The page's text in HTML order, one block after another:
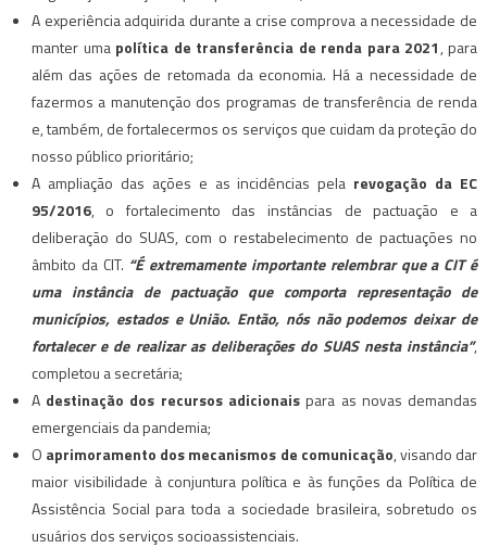
A experiência adquirida durante a crise comprova a necessidade de
manter uma política de transferência de renda para 2021, para
além das ações de retomada da economia. Há a necessidade de
fazermos a manutenção dos programas de transferência de renda
e, também, de fortalecermos os serviços que cuidam da proteção do
nosso público prioritário;
A ampliação das ações e as incidências pela revogação da EC
95/2016, o fortalecimento das instâncias de pactuação e a
deliberação do SUAS, com o restabelecimento de pactuações no
âmbito da CIT. “É extremamente importante relembrar que a CIT é
uma instância de pactuação que comporta representação de
municípios, estados e União. Então, nós não podemos deixar de
fortalecer e de realizar as deliberações do SUAS nesta instância”,
completou a secretária;
A destinação dos recursos adicionais para as novas demandas
emergenciais da pandemia;
O aprimoramento dos mecanismos de comunicação, visando dar
maior visibilidade à conjuntura política e às funções da Política de
Assistência Social para toda a sociedade brasileira, sobretudo os
usuários dos serviços socioassistenciais.